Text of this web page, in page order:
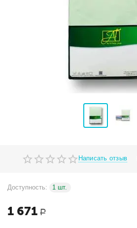
Написать отзыв
Доступность: 1 шт.
1 671 Р